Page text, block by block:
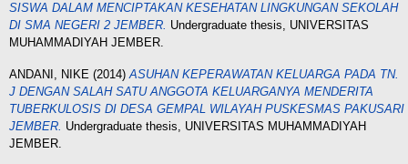
SISWA DALAM MENCIPTAKAN KESEHATAN LINGKUNGAN SEKOLAH
DI SMA NEGERI 2 JEMBER. Undergraduate thesis, UNIVERSITAS
MUHAMMADIYAH JEMBER.
ANDANI, NIKE (2014)ASUHAN KEPERAWATAN KELUARGA PADA TN.
J DENGAN SALAH SATU ANGGOTA KELUARGANYA MENDERITA
TUBERKULOSIS DI DESA GEMPAL WILAYAH PUSKESMAS PAKUSARI
JEMBER. Undergraduate thesis, UNIVERSITAS MUHAMMADIYAH
JEMBER.